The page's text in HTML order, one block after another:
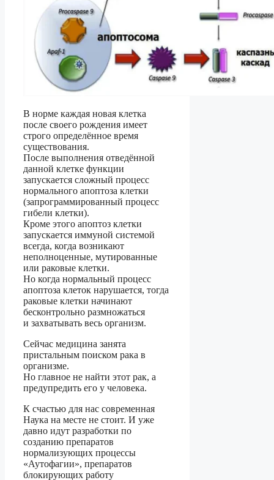
В норме каждая новая клетка
после своего рождения имеет
строго определённое время
существования.
После выполнения отведённой
данной клетке функции
запускается сложный процесс
нормального апоптоза клетки
(запрограммированный процесс
гибели клетки).
Кроме этого апоптоз клетки
запускается иммуной системой
всегда, когда возникают
неполноценные, мутированные
или раковые клетки.
Но когда нормальный процесс
апоптоза клеток нарушается, тогда
раковые клетки начинают
бесконтрольно размножаться
и захватывать весь организм.
Сейчас медицина занята
пристальным поиском рака в
организме.
Но главное не найти этот рак, а
предупредить его у человека.
К счастью для нас современная
Наука на месте не стоит. И уже
давно идут разработки по
созданию препаратов
нормализующих процессы
«Аутофагии», препаратов
блокирующих работу